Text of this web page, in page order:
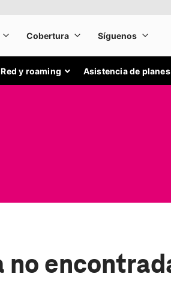
Red y roaming Asistencia de planes